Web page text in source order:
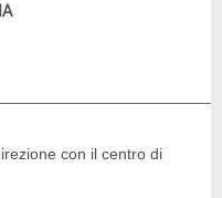
con il centro di